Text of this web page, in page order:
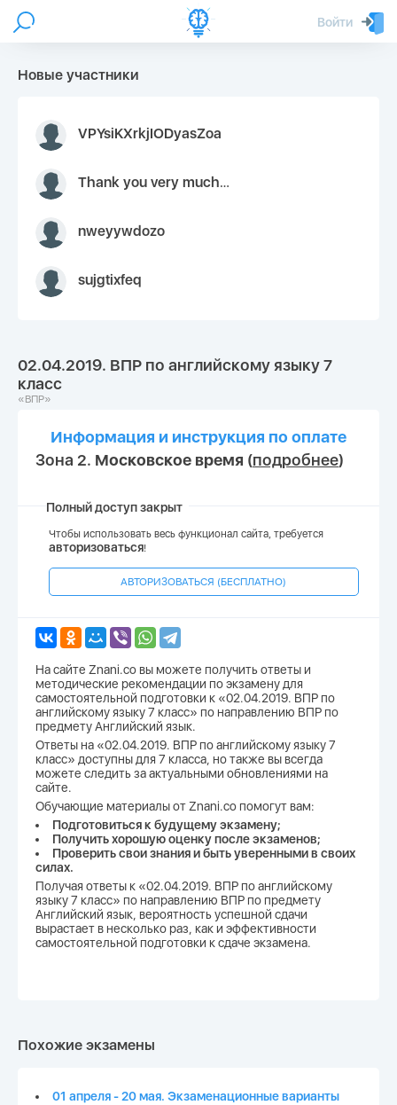
Войти
Новые участники
VPYsiKXrkjIODyasZoa
Thank you very much for your inquiry We appreciate you 9126052 https://youtube.com faceapple !
nweyywdozo
sujgtixfeq
02.04.2019. ВПР по английскому языку 7
класс
«ВПР»
Информация и инструкция по оплате
Зона 2. Московское время (подробнее)
Полный доступ закрыт
Чтобы использовать весь функционал сайта, требуется
авторизоваться!
АВТОРИЗОВАТЬСЯ (БЕСПЛАТНО)
На сайте Znani.co вы можете получить ответы и
методические рекомендации по экзамену для
самостоятельной подготовки к «02.04.2019. ВПР по
английскому языку 7 класс» по направлению ВПР по
предмету Английский язык.
Ответы на «02.04.2019. ВПР по английскому языку 7
класс» доступны для 7 класса, но также вы всегда
можете следить за актуальными обновлениями на
сайте.
Обучающие материалы от Znani.co помогут вам:
Подготовиться к будущему экзамену;
Получить хорошую оценку после экзаменов;
Проверить свои знания и быть уверенными в своих
силах.
Получая ответы к «02.04.2019. ВПР по английскому
языку 7 класс» по направлению ВПР по предмету
Английский язык, вероятность успешной сдачи
вырастает в несколько раз, как и эффективности
самостоятельной подготовки к сдаче экзамена.
Похожие экзамены
01 апреля - 20 мая. Экзаменационные варианты